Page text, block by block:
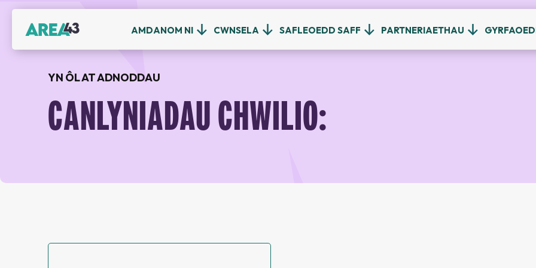
AMDANOM NI CWNSELA SAFLEOEDD SAFF PARTNERIAETHAU
YN ÔL AT ADNODDAU
CANLYNIADAU CHWILIO: